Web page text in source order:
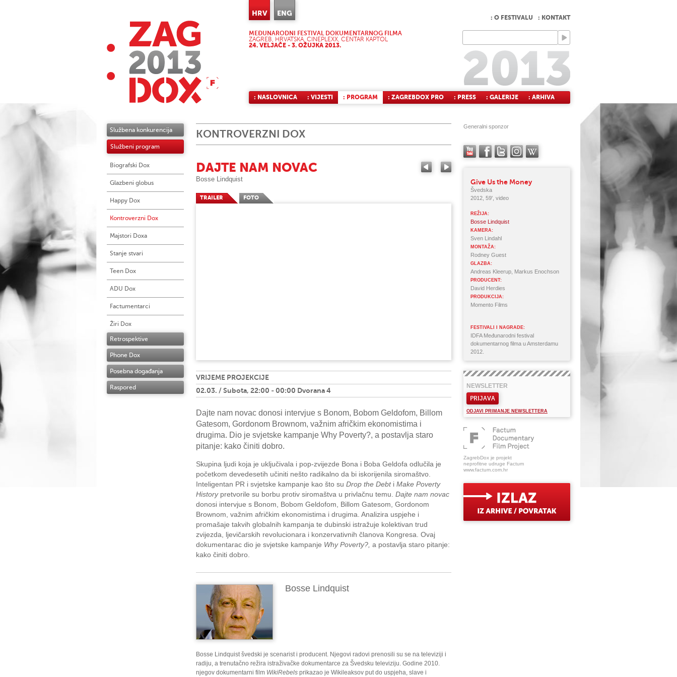
HRV ENG
: O FESTIVALU : KONTAKT
MEĐUNARODNI FESTIVAL DOKUMENTARNOG FILMA
ZAGREB, HRVATSKA, CINEPLEXX, CENTAR KAPTOL
24. VELJAČE - 3. OŽUJKA 2013.
: NASLOVNICA : VIJESTI : PROGRAM : ZAGREBDOX PRO : PRESS : GALERIJE : ARHIVA
Službena konkurencija
Službeni program
Biografski Dox
Glazbeni globus
Happy Dox
Kontroverzni Dox
Majstori Doxa
Stanje stvari
Teen Dox
ADU Dox
Factumentarci
Žiri Dox
Retrospektive
Phone Dox
Posebna događanja
Raspored
KONTROVERZNI DOX
DAJTE NAM NOVAC
Bosse Lindquist
TRAILER FOTO
VRIJEME PROJEKCIJE
02.03. / Subota, 22:00 - 00:00 Dvorana 4
Dajte nam novac donosi intervjue s Bonom, Bobom Geldofom, Billom
Gatesom, Gordonom Brownom, važnim afričkim ekonomistima i
drugima. Dio je svjetske kampanje Why Poverty?, a postavlja staro
pitanje: kako činiti dobro.
Skupina ljudi koja je uključivala i pop-zvijezde Bona i Boba Geldofa odlučila je
početkom devedesetih učiniti nešto radikalno da bi iskorijenila siromaštvo.
Inteligentan PR i svjetske kampanje kao što su Drop the Debti Make Poverty
Historypretvorile su borbu protiv siromaštva u privlačnu temu. Dajte nam novac
donosi intervjue s Bonom, Bobom Geldofom, Billom Gatesom, Gordonom
Brownom, važnim afričkim ekonomistima i drugima. Analizira uspjehe i
promašaje takvih globalnih kampanja te dubinski istražuje kolektivan trud
zvijezda, ljevičarskih revolucionara i konzervativnih članova Kongresa. Ovaj
dokumentarac dio je svjetske kampanje Why Poverty?, a postavlja staro pitanje:
kako činiti dobro.
Bosse Lindquist
Bosse Lindquist švedski je scenarist i producent. Njegovi radovi prenosili su se na televiziji i
radiju, a trenutačno režira istraživačke dokumentarce za Švedsku televiziju. Godine 2010.
njegov dokumentarni film WikiRebels prikazao je Wikileaksov put do uspjeha, slave i
Generalni sponzor
Give Us the Money
Švedska
2012, 59', video
REŽIJA:
Bosse Lindquist
KAMERA:
Sven Lindahl
MONTAŽA:
Rodney Guest
GLAZBA:
Andreas Kleerup, Markus Enochson
PRODUCENT:
David Herdies
PRODUKCIJA:
Momento Films
FESTIVALI I NAGRADE:
IDFA Međunarodni festival
dokumentarnog filma u Amsterdamu
2012.
NEWSLETTER
PRIJAVA
ODJAVI PRIMANJE NEWSLETTERA
ZagrebDox je projekt
neprofitne udruge Factum
www.factum.com.hr